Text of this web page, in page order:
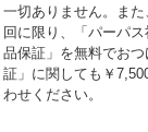
一切ありません。ま
回に限り、「パーパ
品保証」を無料でお
証」に関しても￥
わせください。